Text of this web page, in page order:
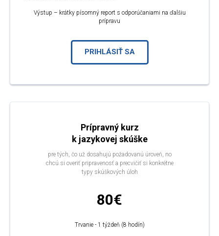
Výstup – krátky písomný report s odporúčaniami na ďalšiu
prípravu
PRIHLÁSIŤ SA
Prípravný kurz
k jazykovej skúške
pre tých, čo už dosahujú požadovanú úroveň, no
chcú si overiť pripravenosť a precvičiť si konkrétne
typy skúškových úloh
80€
Trvanie - 1 týždeň (8 hodín)